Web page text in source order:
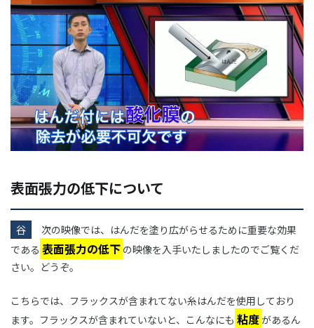
表面張力の低下について
谷
次の映像では、はんだを塗り広がらせるために重要な効果
である 表面張力の低下 の映像を入手いたしましたのでご覧くだ
さい。どうぞ。
こちらでは、フラックスが含まれてない糸はんだを使用しており
ます。フラックスが含まれていないと、こんなにも 粘度があるん